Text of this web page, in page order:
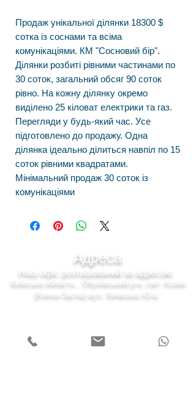
Продаж унікальної ділянки 18300 $
сотка із соснами та всіма
комунікаціями. КМ "Сосновий бір".
Ділянки розбиті рівними частинами по
30 соток, загальний обсяг 90 соток
рівно. На кожну ділянку окремо
виділено 25 кіловат електрики та газ.
Перегляди у будь-який час. Усе
підготовлено до продажу. Одна
ділянка ідеально ділиться навпіл по 15
соток рівними квадратами.
Мінімальний продаж 30 соток із
комунікаціями
Адреса
Наш офіс розташований за адресою
Київська область , Обухівський р-н, смт. Козин
(Конча-Заспа) вул. Київська 43-а.